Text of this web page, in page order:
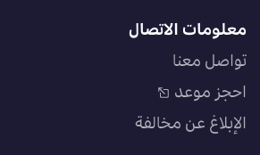
معلومات الاتصال
تواصل معنا
احجز موعد
الإبلاغ عن مخالفة